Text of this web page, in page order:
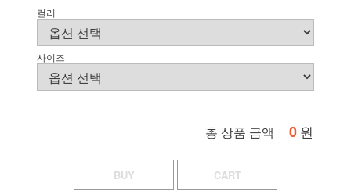
컬러
사이즈
총 상품 금액 0 원
BUY CART